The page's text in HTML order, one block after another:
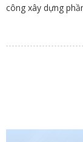
công xây dựng